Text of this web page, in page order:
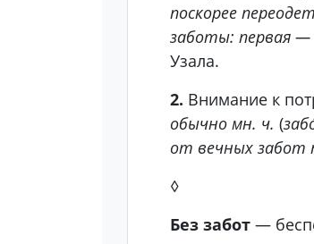
поскорее
заботы: первая
Узала.
2. Внимание к
обычно мн. ч. (
от вечных забот
◊
Без забот —